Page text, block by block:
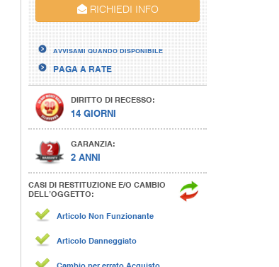
RICHIEDI INFO
AVVISAMI QUANDO DISPONIBILE
PAGA A RATE
DIRITTO DI RECESSO:
14 GIORNI
GARANZIA:
2 ANNI
CASI DI RESTITUZIONE E/O CAMBIO
DELL’OGGETTO:
Articolo Non Funzionante
Articolo Danneggiato